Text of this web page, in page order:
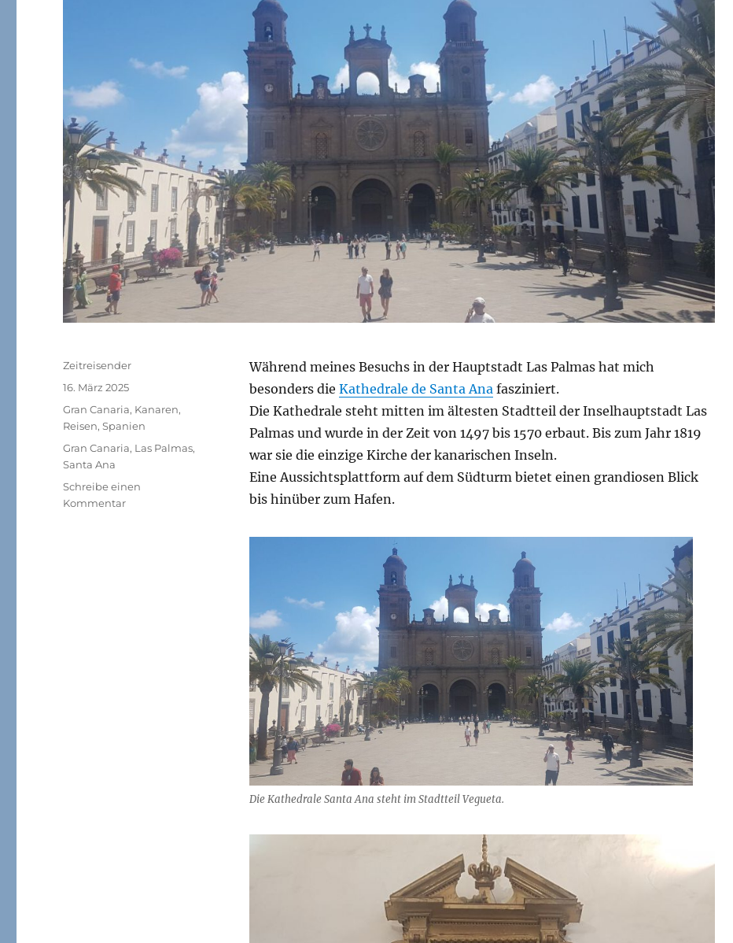
Während meines Besuchs in der Hauptstadt Las Palmas hat mich
besonders die Kathedrale de Santa Ana fasziniert.
Die Kathedrale steht mitten im ältesten Stadtteil der Inselhauptstadt Las
Palmas und wurde in der Zeit von 1497 bis 1570 erbaut. Bis zum Jahr 1819
war sie die einzige Kirche der kanarischen Inseln.
Eine Aussichtsplattform auf dem Südturm bietet einen grandiosen Blick
bis hinüber zum Hafen.
Die Kathedrale Santa Ana steht im Stadtteil Vegueta.
Autor
Zeitreisender
Veröffentlicht
16. März 2025
Kategorien
Gran Canaria, Kanaren,
Reisen,Spanien
Schlagwörter
Gran Canaria, Las Palmas,
Santa Ana
Schreibe einen
Kommentarzu